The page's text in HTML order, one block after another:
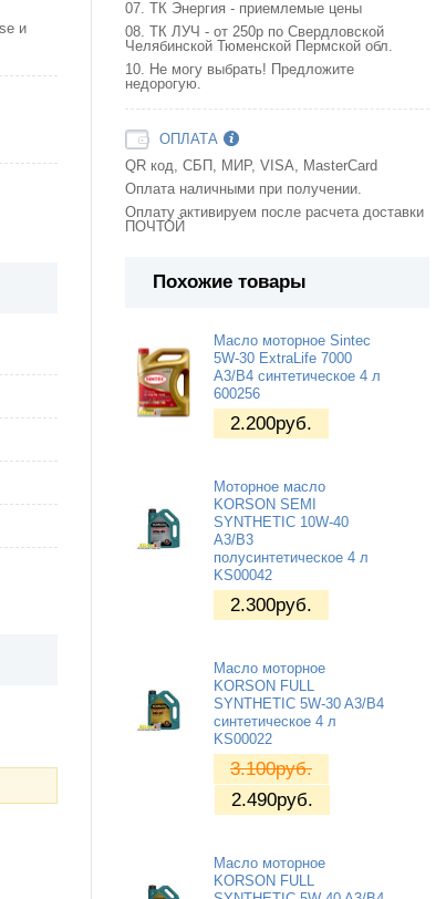
и
07. ТК Энергия - приемлемые цены
08. ТК ЛУЧ - от 250р по Свердловской
Челябинской Тюменской Пермской обл.
10. Не могу выбрать! Предложите
недорогую.
ОПЛАТА
QR код, СБП, МИР, VISA, MasterCard
Оплата наличными при получении.
Оплату активируем после расчета доставки
ПОЧТОЙ
Похожие товары
Масло моторное Sintec
5W-30 ExtraLife 7000
A3/B4 синтетическое 4 л
600256
2.200руб.
Моторное масло
KORSON SEMI
SYNTHETIC 10W⁠-⁠40
A3/B3
полусинтетическое 4 л
KS00042
2.300руб.
Масло моторное
KORSON FULL
SYNTHETIC 5W⁠-⁠30 A3/B4
синтетическое 4 л
KS00022
3.100руб.
2.490руб.
Масло моторное
KORSON FULL